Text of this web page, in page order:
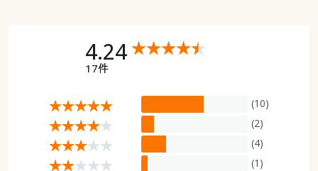
サポート
ご利用ガイド
ご利用ガイド
よくある質問とお問い合わせ
4.24
17件
(10)
(2)
(4)
(1)